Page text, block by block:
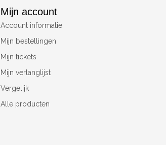
Mijn account
Account informatie
Mijn bestellingen
Mijn tickets
Mijn verlanglijst
Vergelijk
Alle producten